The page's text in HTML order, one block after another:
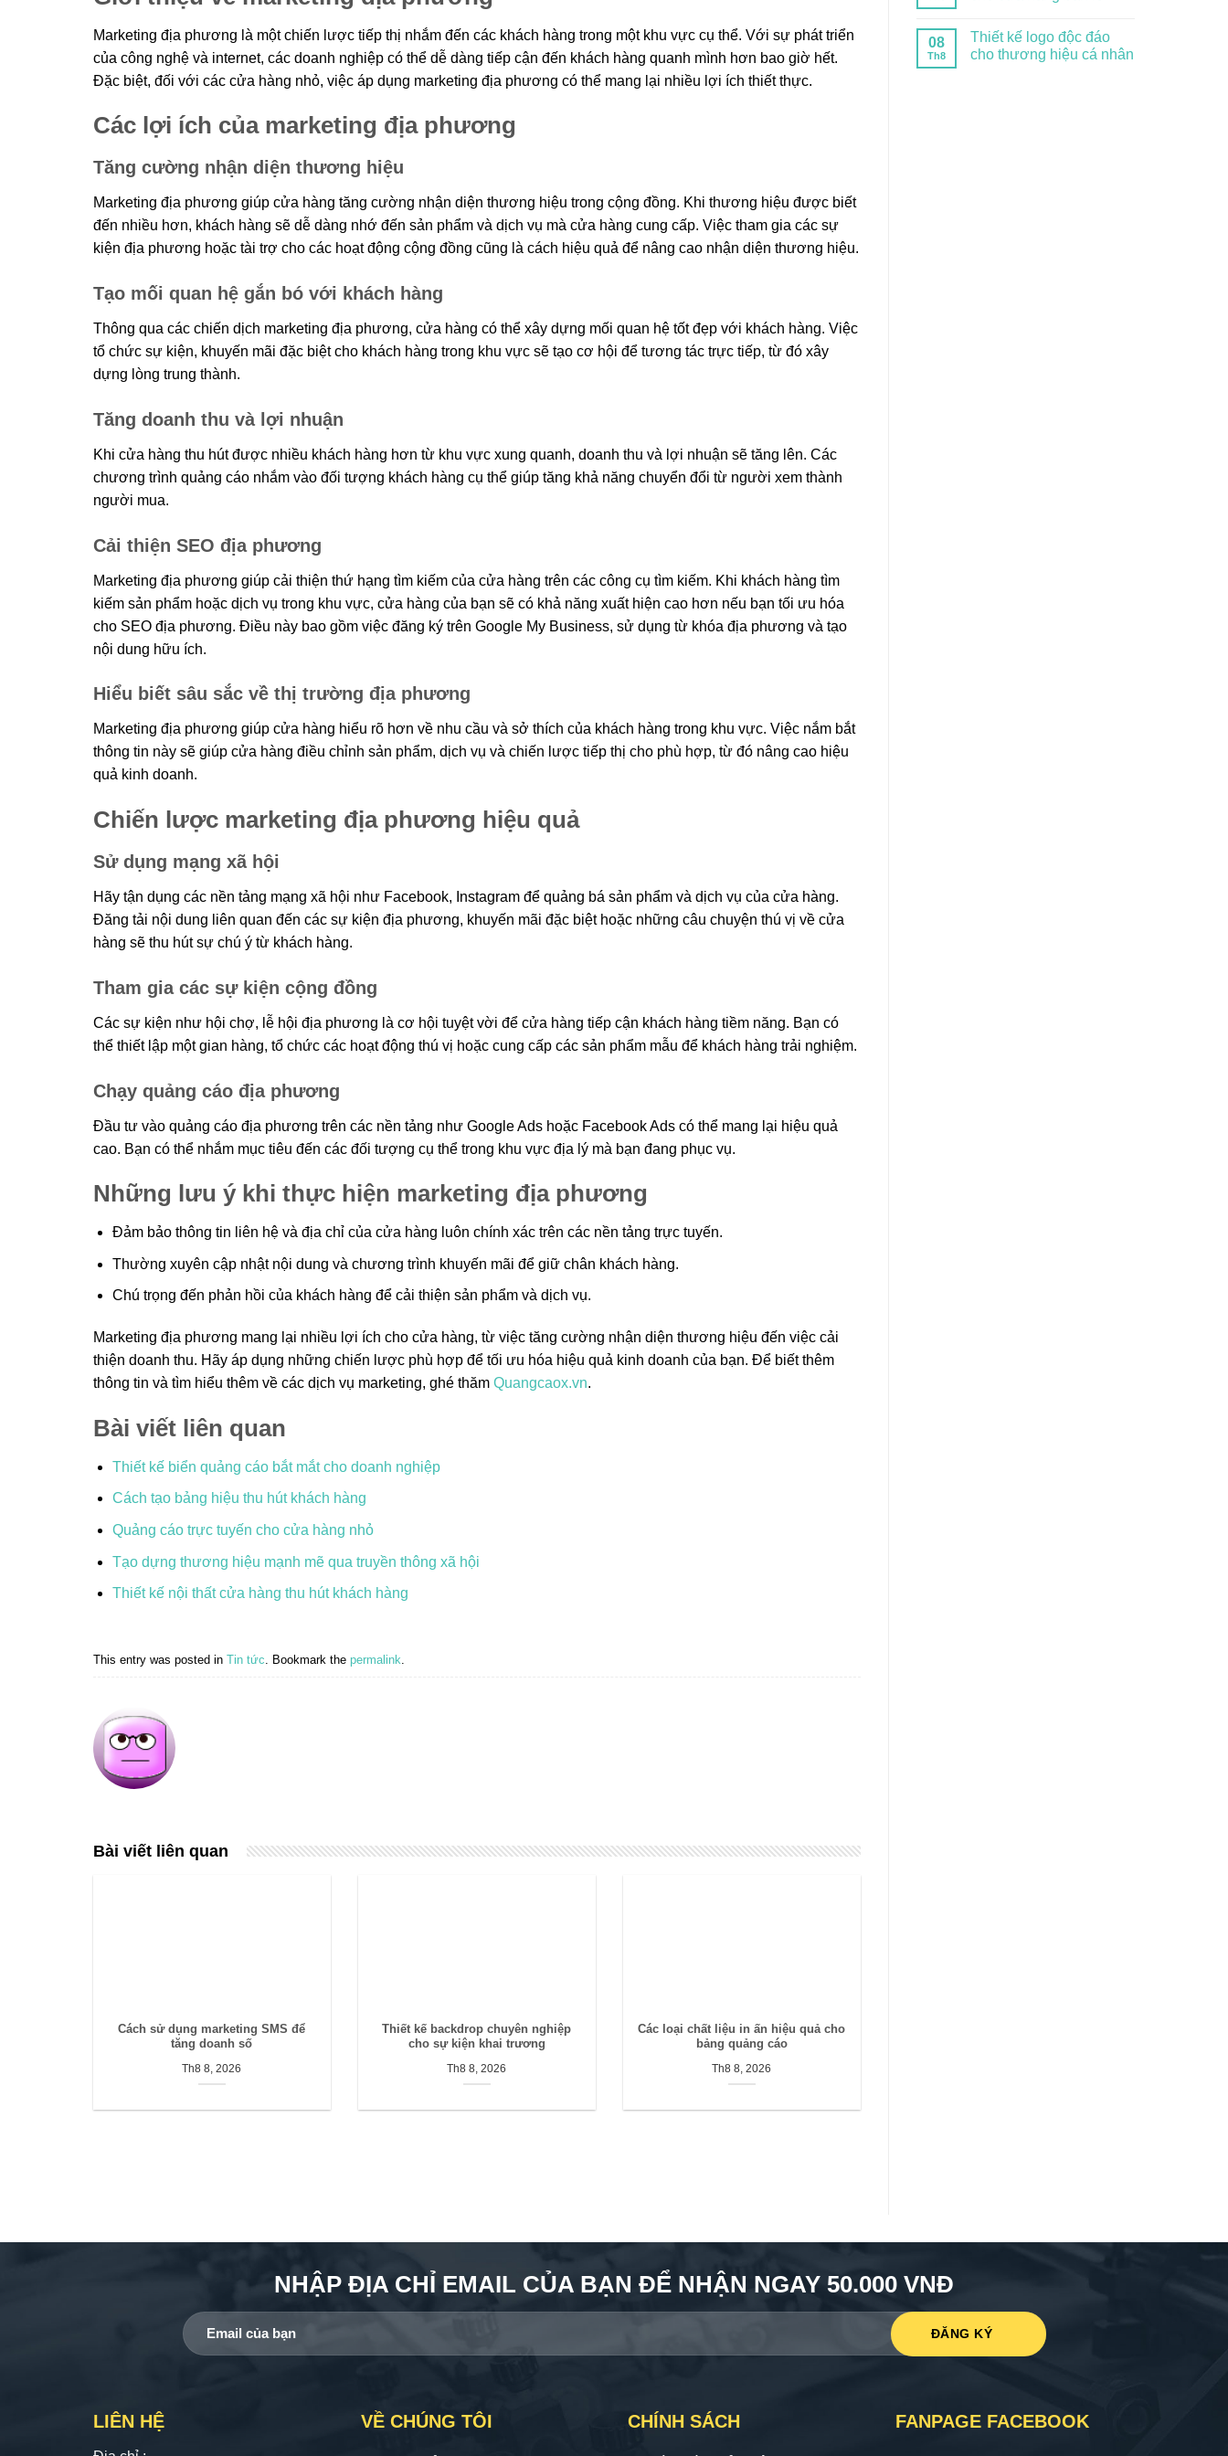
Marketing địa phương là một chiến lược tiếp thị nhắm đến các khách hàng trong một khu vực cụ thể. Với sự phát triển
của công nghệ và internet, các doanh nghiệp có thể dễ dàng tiếp cận đến khách hàng quanh mình hơn bao giờ hết.
Đặc biệt, đối với các cửa hàng nhỏ, việc áp dụng marketing địa phương có thể mang lại nhiều lợi ích thiết thực.
Các lợi ích của marketing địa phương
Tăng cường nhận diện thương hiệu
Marketing địa phương giúp cửa hàng tăng cường nhận diện thương hiệu trong cộng đồng. Khi thương hiệu được biết
đến nhiều hơn, khách hàng sẽ dễ dàng nhớ đến sản phẩm và dịch vụ mà cửa hàng cung cấp. Việc tham gia các sự
kiện địa phương hoặc tài trợ cho các hoạt động cộng đồng cũng là cách hiệu quả để nâng cao nhận diện thương hiệu.
Tạo mối quan hệ gắn bó với khách hàng
Thông qua các chiến dịch marketing địa phương, cửa hàng có thể xây dựng mối quan hệ tốt đẹp với khách hàng. Việc
tổ chức sự kiện, khuyến mãi đặc biệt cho khách hàng trong khu vực sẽ tạo cơ hội để tương tác trực tiếp, từ đó xây
dựng lòng trung thành.
Tăng doanh thu và lợi nhuận
Khi cửa hàng thu hút được nhiều khách hàng hơn từ khu vực xung quanh, doanh thu và lợi nhuận sẽ tăng lên. Các
chương trình quảng cáo nhắm vào đối tượng khách hàng cụ thể giúp tăng khả năng chuyển đổi từ người xem thành
người mua.
Cải thiện SEO địa phương
Marketing địa phương giúp cải thiện thứ hạng tìm kiếm của cửa hàng trên các công cụ tìm kiếm. Khi khách hàng tìm
kiếm sản phẩm hoặc dịch vụ trong khu vực, cửa hàng của bạn sẽ có khả năng xuất hiện cao hơn nếu bạn tối ưu hóa
cho SEO địa phương. Điều này bao gồm việc đăng ký trên Google My Business, sử dụng từ khóa địa phương và tạo
nội dung hữu ích.
Hiểu biết sâu sắc về thị trường địa phương
Marketing địa phương giúp cửa hàng hiểu rõ hơn về nhu cầu và sở thích của khách hàng trong khu vực. Việc nắm bắt
thông tin này sẽ giúp cửa hàng điều chỉnh sản phẩm, dịch vụ và chiến lược tiếp thị cho phù hợp, từ đó nâng cao hiệu
quả kinh doanh.
Chiến lược marketing địa phương hiệu quả
Sử dụng mạng xã hội
Hãy tận dụng các nền tảng mạng xã hội như Facebook, Instagram để quảng bá sản phẩm và dịch vụ của cửa hàng.
Đăng tải nội dung liên quan đến các sự kiện địa phương, khuyến mãi đặc biệt hoặc những câu chuyện thú vị về cửa
hàng sẽ thu hút sự chú ý từ khách hàng.
Tham gia các sự kiện cộng đồng
Các sự kiện như hội chợ, lễ hội địa phương là cơ hội tuyệt vời để cửa hàng tiếp cận khách hàng tiềm năng. Bạn có
thể thiết lập một gian hàng, tổ chức các hoạt động thú vị hoặc cung cấp các sản phẩm mẫu để khách hàng trải nghiệm.
Chạy quảng cáo địa phương
Đầu tư vào quảng cáo địa phương trên các nền tảng như Google Ads hoặc Facebook Ads có thể mang lại hiệu quả
cao. Bạn có thể nhắm mục tiêu đến các đối tượng cụ thể trong khu vực địa lý mà bạn đang phục vụ.
Những lưu ý khi thực hiện marketing địa phương
Đảm bảo thông tin liên hệ và địa chỉ của cửa hàng luôn chính xác trên các nền tảng trực tuyến.
Thường xuyên cập nhật nội dung và chương trình khuyến mãi để giữ chân khách hàng.
Chú trọng đến phản hồi của khách hàng để cải thiện sản phẩm và dịch vụ.
Marketing địa phương mang lại nhiều lợi ích cho cửa hàng, từ việc tăng cường nhận diện thương hiệu đến việc cải
thiện doanh thu. Hãy áp dụng những chiến lược phù hợp để tối ưu hóa hiệu quả kinh doanh của bạn. Để biết thêm
thông tin và tìm hiểu thêm về các dịch vụ marketing, ghé thăm Quangcaox.vn.
Bài viết liên quan
Thiết kế biển quảng cáo bắt mắt cho doanh nghiệp
Cách tạo bảng hiệu thu hút khách hàng
Quảng cáo trực tuyến cho cửa hàng nhỏ
Tạo dựng thương hiệu mạnh mẽ qua truyền thông xã hội
Thiết kế nội thất cửa hàng thu hút khách hàng
This entry was posted in Tin tức. Bookmark the permalink.
Bài viết liên quan
Cách sử dụng marketing SMS để
tăng doanh số
Th8 8, 2026
Thiết kế backdrop chuyên nghiệp
cho sự kiện khai trương
Th8 8, 2026
Các loại chất liệu in ấn hiệu quả cho
bảng quảng cáo
Th8 8, 2026
08
Th8
Thiết kế logo độc đáo
cho thương hiệu cá nhân
NHẬP ĐỊA CHỈ EMAIL CỦA BẠN ĐỂ NHẬN NGAY 50.000 VNĐ
LIÊN HỆ VỀ CHÚNG TÔI CHÍNH SÁCH FANPAGE FACEBOOK